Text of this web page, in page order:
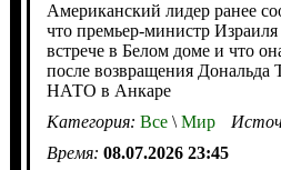
Американский лидер ранее
что премьер-министр
встрече в Белом доме и что
после возвращения Дональда
НАТО в Анкаре
Категория: Все\Мир
Время: 08.07.2026 23:45